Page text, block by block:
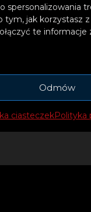
tym, jak korzystasz
te
Odmów
ciasteczekPolityka
oraz w
utworami,
jakie
bonusami
pod winyl,